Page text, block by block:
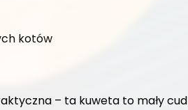
kotów
– ta kuweta to mały